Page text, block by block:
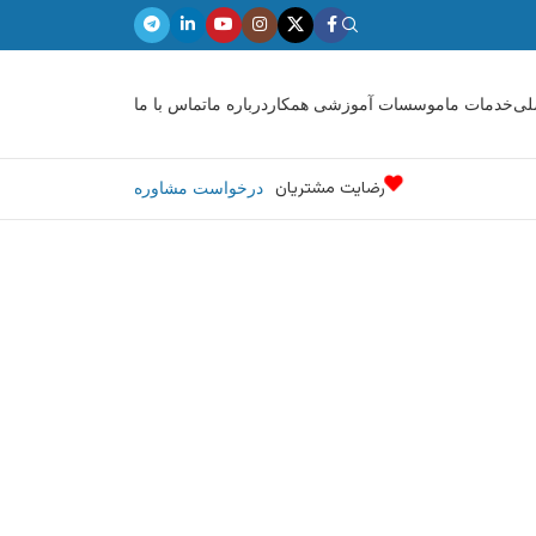
خدمات ماموسسات آموزشی همکار درباره ماتماس با ما
رضایت مشتریان درخواست مشاوره